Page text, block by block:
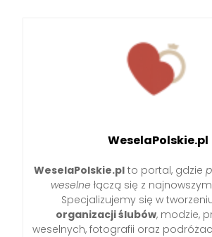
WeselaPolskie.pl
WeselaPolskie.pl to portal, gdzie
weselne łączą się z
Specjalizujemy się w
organizacji ślubów, modzie,
weselnych, fotografii oraz